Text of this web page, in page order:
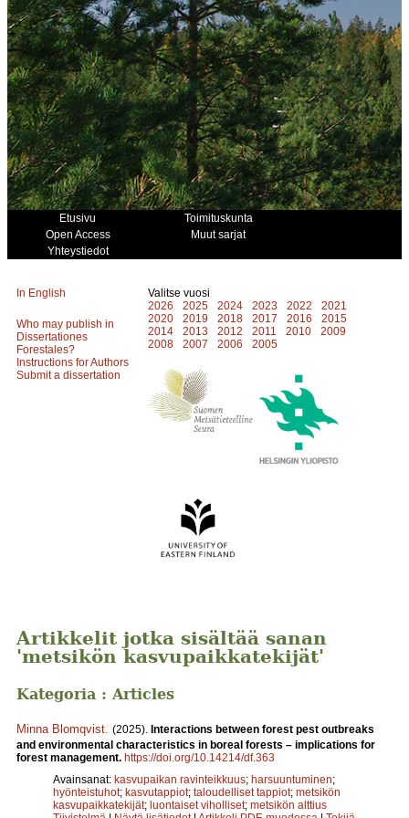
Etusivu
Toimituskunta
Open Access
Muut sarjat
Yhteystiedot
In English
Who may publish in
Dissertationes
Forestales?
Instructions for Authors
Submit a dissertation
Valitse vuosi
2026
2025 2024 2023 2022
2021
2020
2019 2018 2017 2016
2015
2014
2013 2012 2011 2010
2009
2008
2007 2006 2005
Artikkelit jotka sisältää sanan
'metsikön kasvupaikkatekijät'
Kategoria : Articles
Minna Blomqvist (2025). Interactions between forest pest outbreaks
and environmental characteristics in boreal forests – implications for
forest management. https://doi.org/10.14214/df.363
Avainsanat: kasvupaikan ravinteikkuus; harsuuntuminen;
hyönteistuhot; kasvutappiot; taloudelliset tappiot; metsikön
kasvupaikkatekijät; luontaiset viholliset; metsikön alttius